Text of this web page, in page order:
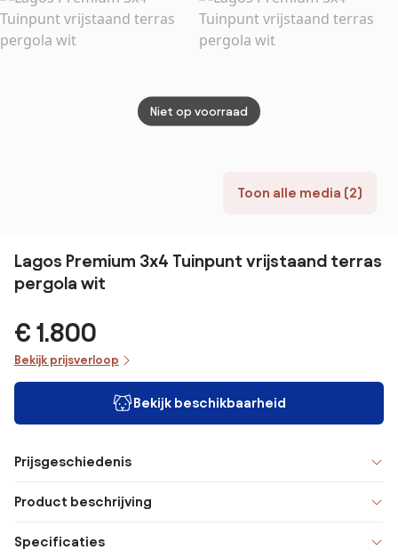
Tuinmeubelen
Toon alle media (2)
Niet op voorraad
Lagos Premium 3x4 Tuinpunt vrijstaand terras
pergola wit
€ 1.800
Bekijk prijsverloop
Bekijk beschikbaarheid
Prijsgeschiedenis
Product beschrijving
Specificaties